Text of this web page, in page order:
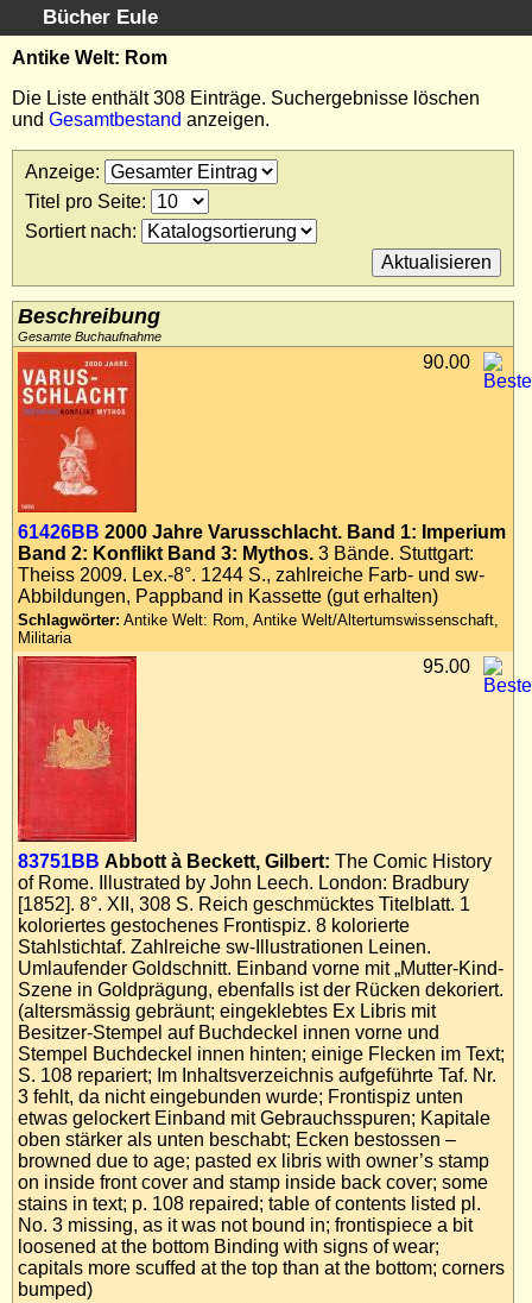
Bücher Eule
Schnellsuche
Startseite
Erweiterte Suche
Kundenservice
Kontakt
Kategorien
Kataloge
Warenkorb
Allgemeine Geschäftsbedingungen
Widerruf
Wir über uns
Newsletter kostenlos abonnieren
Sammlersoftware
Links
Impressum
Datenschutz
Antike Welt: Rom
Die Liste enthält 308 Einträge. Suchergebnisse löschen
und Gesamtbestand anzeigen.
Anzeige:
Titel pro Seite:
Sortiert nach:
Beschreibung
Gesamte Buchaufnahme
61426BB 2000 Jahre Varusschlacht. Band 1: Imperium
Band 2: Konflikt Band 3: Mythos. 3 Bände. Stuttgart:
Theiss 2009. Lex.-8°. 1244 S., zahlreiche Farb- und sw-
Abbildungen, Pappband in Kassette (gut erhalten)
Schlagwörter: Antike Welt: Rom, Antike Welt/Altertumswissenschaft,
Militaria
90.00
83751BB Abbott à Beckett, Gilbert: The Comic History
of Rome. Illustrated by John Leech. London: Bradbury
[1852]. 8°. XII, 308 S. Reich geschmücktes Titelblatt. 1
koloriertes gestochenes Frontispiz. 8 kolorierte
Stahlstichtaf. Zahlreiche sw-Illustrationen Leinen.
Umlaufender Goldschnitt. Einband vorne mit „Mutter-Kind-
Szene in Goldprägung, ebenfalls ist der Rücken dekoriert.
(altersmässig gebräunt; eingeklebtes Ex Libris mit
Besitzer-Stempel auf Buchdeckel innen vorne und
Stempel Buchdeckel innen hinten; einige Flecken im Text;
S. 108 repariert; Im Inhaltsverzeichnis aufgeführte Taf. Nr.
3 fehlt, da nicht eingebunden wurde; Frontispiz unten
etwas gelockert Einband mit Gebrauchsspuren; Kapitale
oben stärker als unten beschabt; Ecken bestossen –
browned due to age; pasted ex libris with owner’s stamp
on inside front cover and stamp inside back cover; some
stains in text; p. 108 repaired; table of contents listed pl.
No. 3 missing, as it was not bound in; frontispiece a bit
loosened at the bottom Binding with signs of wear;
capitals more scuffed at the top than at the bottom; corners
bumped)
95.00